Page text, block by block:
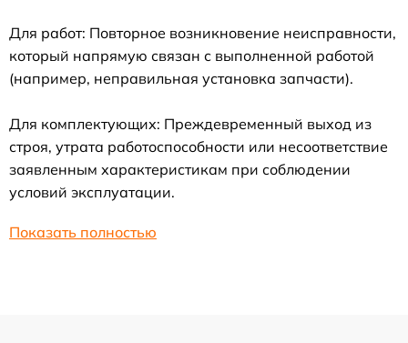
Для работ: Повторное возникновение неисправности,
который напрямую связан с выполненной работой
(например, неправильная установка запчасти).
Для комплектующих: Преждевременный выход из
строя, утрата работоспособности или несоответствие
заявленным характеристикам при соблюдении
условий эксплуатации.
Показать полностью